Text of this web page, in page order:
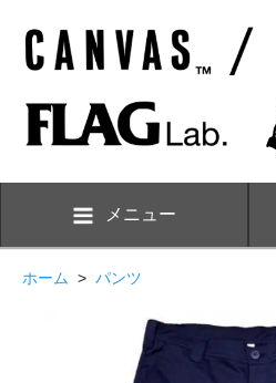
メニュー
ホーム > パンツ